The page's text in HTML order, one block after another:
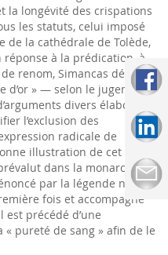
la longévité des crispations
les statuts, celui imposé
de la cathédrale de Tolède,
à la prédication, à
renom, Simancas déploie
d’or » — selon le jugement
divers élaboré
l’exclusion des
radicale de
illustration de cet esprit
dans la monarchie
par la légende noire
fois et accompagné
précédé d’une
pureté de sang » afin de le